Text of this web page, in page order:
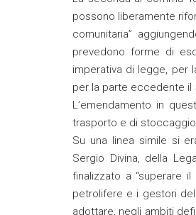
possono liberamente
comunitaria”
prevedono forme di
imperativa di legge, per
per la parte eccedente il
L’emendamento in
trasporto e di stoccaggio
Su una linea simile si
Sergio Divina, della
finalizzato a “superare
petrolifere e i gestori
adottare, negli ambiti